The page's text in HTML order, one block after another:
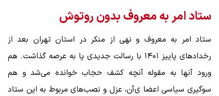
ستاد امر به معروف بدون روتوش
ستاد امر به معروف و نهی از منکر در استان تهران بعد از
رخدادهای پاییز ۱۴۰۱ با رسالت جدیدی پا به عرصه گذاشت. هم
ورود آنها به مقوله آنچه کشف حجاب خوانده می‌شد و هم
سوگیری سیاسی اعضا ی‌آن، عزل و نصب‌های مربوط به این ستاد